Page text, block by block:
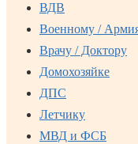
ВДВ
Военному /
Врачу / Доктору
Домохозяйке
ДПС
Летчику
МВД и ФСБ